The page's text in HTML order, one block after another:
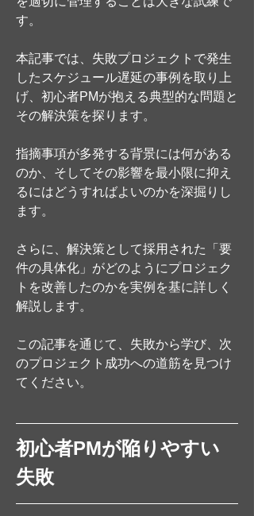
す。
本記事では、失敗プロジェクトで発生
したスケジュール遅延の事例を取り上
げ、初心者PMが抱える典型的な問題と
その解決策を探ります。
指摘事項が多発する背景には何がある
のか、そしてその影響を最小限に抑え
るにはどうすればよいのかを深掘りし
ます。
さらに、解決策として採用された「要
件の具体化」がどのようにプロジェク
トを改善したのかを実例を基に詳しく
解説します。
この記事を通じて、失敗から学び、次
のプロジェクト成功への道筋を見つけ
てください。
初心者PMが陥りやすい
失敗